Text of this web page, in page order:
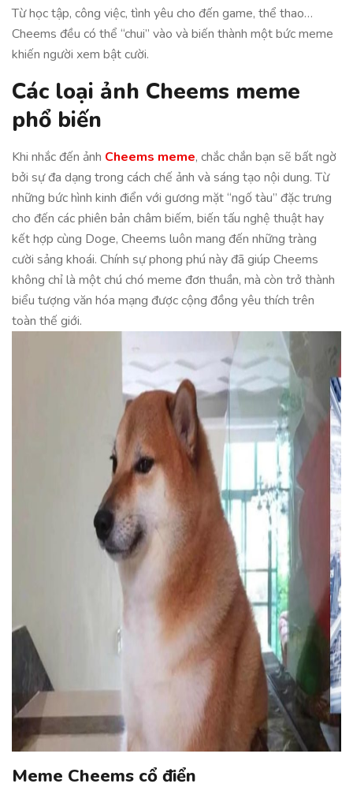
Từ học tập, công việc, tình yêu cho đến game, thể thao…
Cheems đều có thể “chui” vào và biến thành một bức meme
khiến người xem bật cười.
Các loại ảnh Cheems meme
phổ biến
Khi nhắc đến ảnh Cheems meme, chắc chắn bạn sẽ bất ngờ
bởi sự đa dạng trong cách chế ảnh và sáng tạo nội dung. Từ
những bức hình kinh điển với gương mặt “ngố tàu” đặc trưng
cho đến các phiên bản châm biếm, biến tấu nghệ thuật hay
kết hợp cùng Doge, Cheems luôn mang đến những tràng
cười sảng khoái. Chính sự phong phú này đã giúp Cheems
không chỉ là một chú chó meme đơn thuần, mà còn trở thành
biểu tượng văn hóa mạng được cộng đồng yêu thích trên
toàn thế giới.
Meme Cheems cổ điển